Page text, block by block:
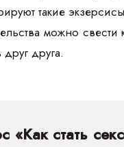
такие
можно свести
друга.
«Как стать